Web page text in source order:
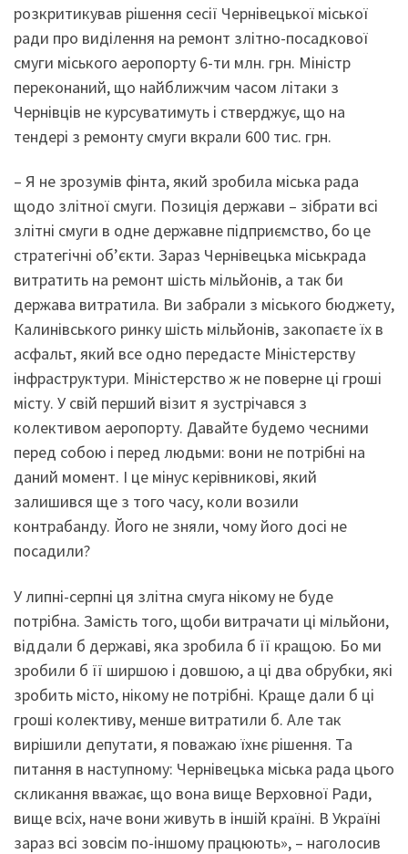
розкритикував рішення сесії Чернівецької міської
ради про виділення на ремонт злітно-посадкової
смуги міського аеропорту 6-ти млн. грн. Міністр
переконаний, що найближчим часом літаки з
Чернівців не курсуватимуть і стверджує, що на
тендері з ремонту смуги вкрали 600 тис. грн.
– Я не зрозумів фінта, який зробила міська рада
щодо злітної смуги. Позиція держави – зібрати всі
злітні смуги в одне державне підприємство, бо це
стратегічні об’єкти. Зараз Чернівецька міськрада
витратить на ремонт шість мільйонів, а так би
держава витратила. Ви забрали з міського бюджету,
Калинівського ринку шість мільйонів, закопаєте їх в
асфальт, який все одно передасте Міністерству
інфраструктури. Міністерство ж не поверне ці гроші
місту. У свій перший візит я зустрічався з
колективом аеропорту. Давайте будемо чесними
перед собою і перед людьми: вони не потрібні на
даний момент. І це мінус керівникові, який
залишився ще з того часу, коли возили
контрабанду. Його не зняли, чому його досі не
посадили?
У липні-серпні ця злітна смуга нікому не буде
потрібна. Замість того, щоби витрачати ці мільйони,
віддали б державі, яка зробила б її кращою. Бо ми
зробили б її ширшою і довшою, а ці два обрубки, які
зробить місто, нікому не потрібні. Краще дали б ці
гроші колективу, менше витратили б. Але так
вирішили депутати, я поважаю їхнє рішення. Та
питання в наступному: Чернівецька міська рада цього
скликання вважає, що вона вище Верховної Ради,
вище всіх, наче вони живуть в іншій країні. В Україні
зараз всі зовсім по-іншому працюють», – наголосив